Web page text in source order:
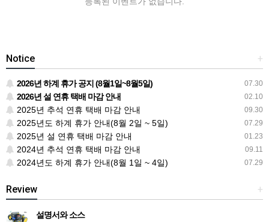
+
Notice
07.30
2026년 하계 휴가 공지 (8월1일~8월5일)
02.10
2026년 설 연휴 택배 마감 안내
09.30
2025년 추석 연휴 택배 마감 안내
07.29
2025년도 하계 휴가 안내(8월 2일 ~ 5일)
01.23
2025년 설 연휴 택배 마감 안내
09.11
2024년 추석 연휴 택배 마감 안내
07.29
2024년도 하계 휴가 안내(8월 1일 ~ 4일)
+
Review
설명서와 소스